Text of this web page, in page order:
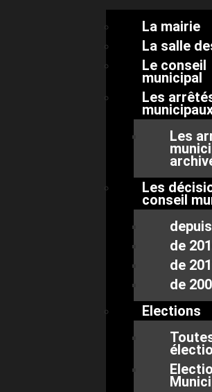
La mairie
La salle
Le conseil
municipal
Les
Les
Les
conseil
de
de
de
Elections